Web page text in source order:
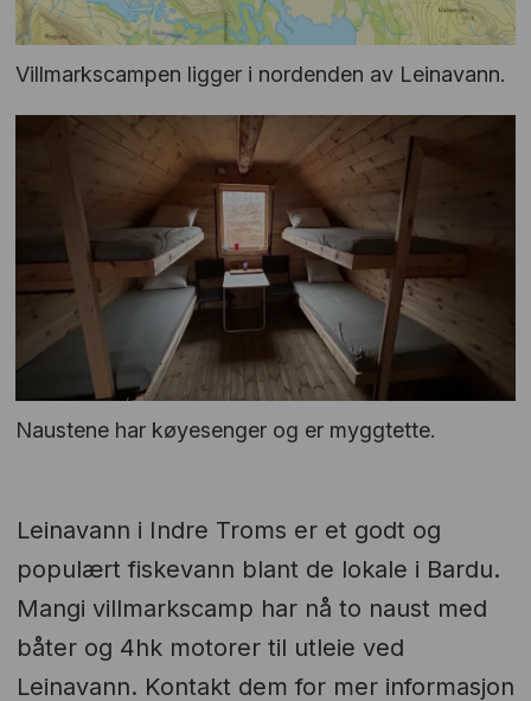
Villmarkscampen ligger i nordenden av Leinavann.
Naustene har køyesenger og er myggtette.
Leinavann i Indre Troms er et godt og
populært fiskevann blant de lokale i Bardu.
Mangi villmarkscamp har nå to naust med
båter og 4hk motorer til utleie ved
Leinavann. Kontakt dem for mer informasjon